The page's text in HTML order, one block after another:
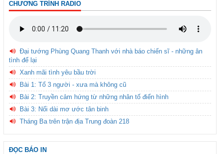
CHƯƠNG TRÌNH RADIO
Đại tướng Phùng Quang Thanh với nhà báo chiến sĩ - những ân
tình để lại
Xanh mãi tình yêu bầu trời
Bài 1: Tổ 3 người - xưa mà không cũ
Bài 2: Truyền cảm hứng từ những nhân tố điển hình
Bài 3: Nối dài mơ ước tân binh
Tháng Ba trên trận địa Trung đoàn 218
ĐỌC BÁO IN